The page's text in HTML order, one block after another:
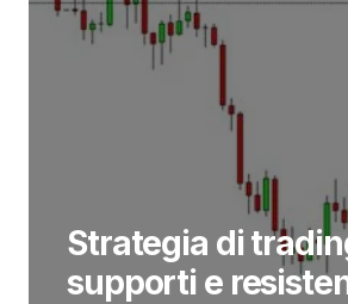
Strategia di
supporti e